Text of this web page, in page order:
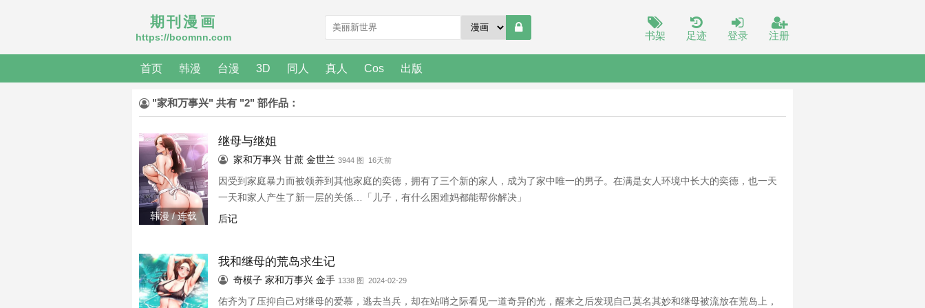
期刊漫画
https://boomnn.com 书架 足迹 登录 注册
首页 韩漫 台漫 3D 同人 真人 Cos 出版
"家和万事兴" 共有 "2" 部作品：
韩漫 / 连载
继母与继姐
家和万事兴 甘蔗 金世兰 3944 图 16天前
因受到家庭暴力而被领养到其他家庭的奕德，拥有了三个新的家人，成为了家中唯一的男子。在满是女人环境中长大的奕德，也一天
一天和家人产生了新一层的关係…「儿子，有什么困难妈都能帮你解决」
后记
我和继母的荒岛求生记
奇模子 家和万事兴 金手 1338 图 2024-02-29
佑齐为了压抑自己对继母的爱慕，逃去当兵，却在站哨之际看见一道奇异的光，醒来之后发现自己莫名其妙和继母被流放在荒岛上，